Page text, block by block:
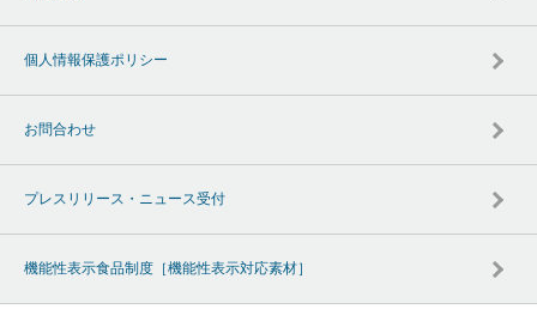
個人情報保護ポリシー
お問合わせ
プレスリリース・ニュース受付
機能性表示食品制度［機能性表示対応素材］